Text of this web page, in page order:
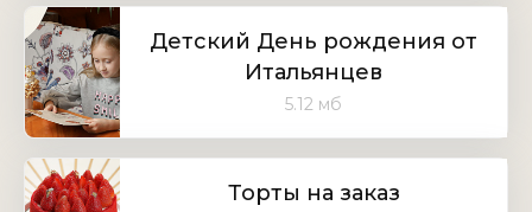
Детский День рождения от
Итальянцев
5.12 мб
Торты на заказ